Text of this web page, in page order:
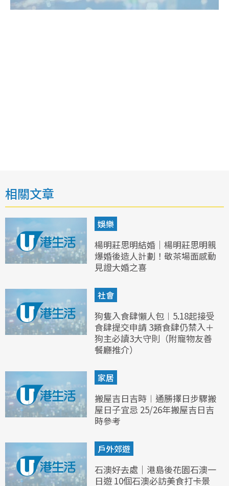
相關文章
娛樂
楊明莊思明結婚｜楊明莊思明親
爆婚後造人計劃！敬茶場面感動
見證大婚之喜
社會
狗隻入食肆懶人包︱5.18起接受
食肆提交申請 3類食肆仍禁入＋
狗主必讀3大守則（附寵物友善
餐廳推介）
家居
搬屋吉日吉時︱通勝擇日步驟搬
屋日子宜忌 25/26年搬屋吉日吉
時參考
戶外郊遊
石澳好去處｜港島後花園石澳一
日遊 10個石澳必訪美食打卡景